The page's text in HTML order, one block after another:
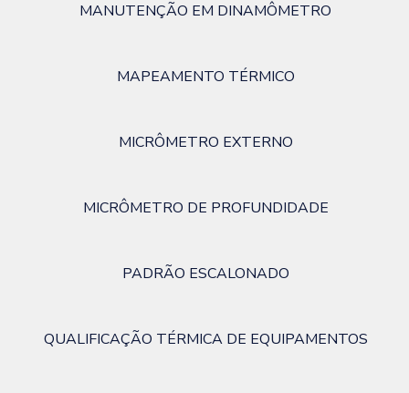
MANUTENÇÃO EM DINAMÔMETRO
MAPEAMENTO TÉRMICO
MICRÔMETRO EXTERNO
MICRÔMETRO DE PROFUNDIDADE
PADRÃO ESCALONADO
QUALIFICAÇÃO TÉRMICA DE EQUIPAMENTOS